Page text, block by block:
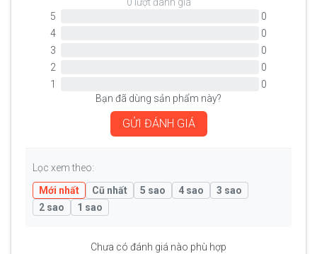
0 lượt đánh giá
5
0
4
0
3
0
2
0
1
0
Bạn đã dùng sản phẩm này?
GỬI ĐÁNH GIÁ
Lọc xem theo:
Mới nhất
Cũ nhất 5 sao 4 sao
3 sao
2 sao
1 sao
Chưa có đánh giá nào phù hợp